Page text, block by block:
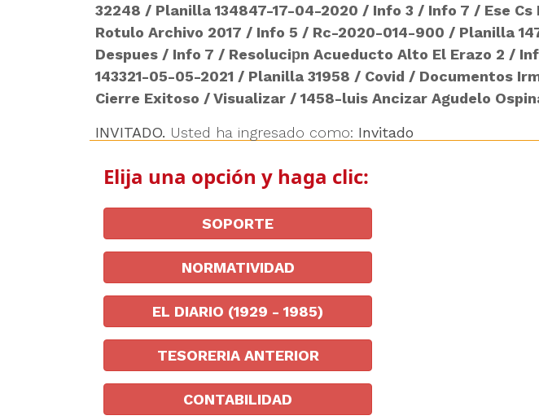
32248 / Planilla 134847-17-04-2020 / Info 3 / Info 7 / Ese
Rotulo Archivo 2017 / Info 5 / Rc-2020-014-900 / Planilla
Despues / Info 7 / Resoluciрn Acueducto Alto El Erazo 2 /
143321-05-05-2021 / Planilla 31958 / Covid / Documentos
Cierre Exitoso /Visualizar / 1458-luis Ancizar Agudelo
INVITADO. Usted ha ingresado como: Invitado
Elija una opción y haga clic:
SOPORTE
NORMATIVIDAD
EL DIARIO (1929 - 1985)
TESORERIA ANTERIOR
CONTABILIDAD